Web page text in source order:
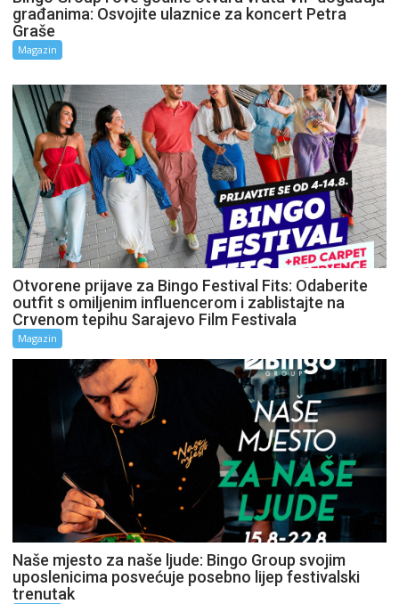
građanima: Osvojite ulaznice za koncert Petra
Graše
Magazin
Otvorene prijave za Bingo Festival Fits: Odaberite
outfit s omiljenim influencerom i zablistajte na
Crvenom tepihu Sarajevo Film Festivala
Magazin
Naše mjesto za naše ljude: Bingo Group svojim
uposlenicima posvećuje posebno lijep festivalski
trenutak